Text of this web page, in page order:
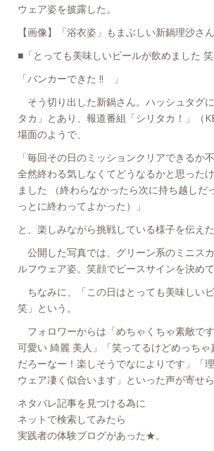
ウェア姿を披露した。
【画像】「浴衣姿」もまぶしい新鍋理沙さん
■「とっても美味しいビールが飲めました 笑
「バンカーできた !! 」
そう切り出した新鍋さん。ハッシュタグ
タカ」とあり、報道番組「シリタカ！」（
場面のようで、
「毎回その日のミッションクリアできるか
全然終わる気しなくてどうなるかと思った
ました （終わらなかったら次に持ち越しだ
っとに終わってよかった）」
と、楽しみながら挑戦している様子を伝えた
公開した写真では、グリーン系のミニス
ルフウェア姿。笑顔でピースサインを決めて
ちなみに、「この日はとっても美味しい
笑」という。
フォロワーからは「めちゃくちゃ素敵で
可愛い 綺麗 美人」「笑ってるけどめっちゃ
だろーなー！楽しそうでなによりです」「
ウェア凄く似合います」といった声が寄せら
ネタバレ記事を見つける為に
ネットで検索してみたら
実践者の体験ブログがあった★。